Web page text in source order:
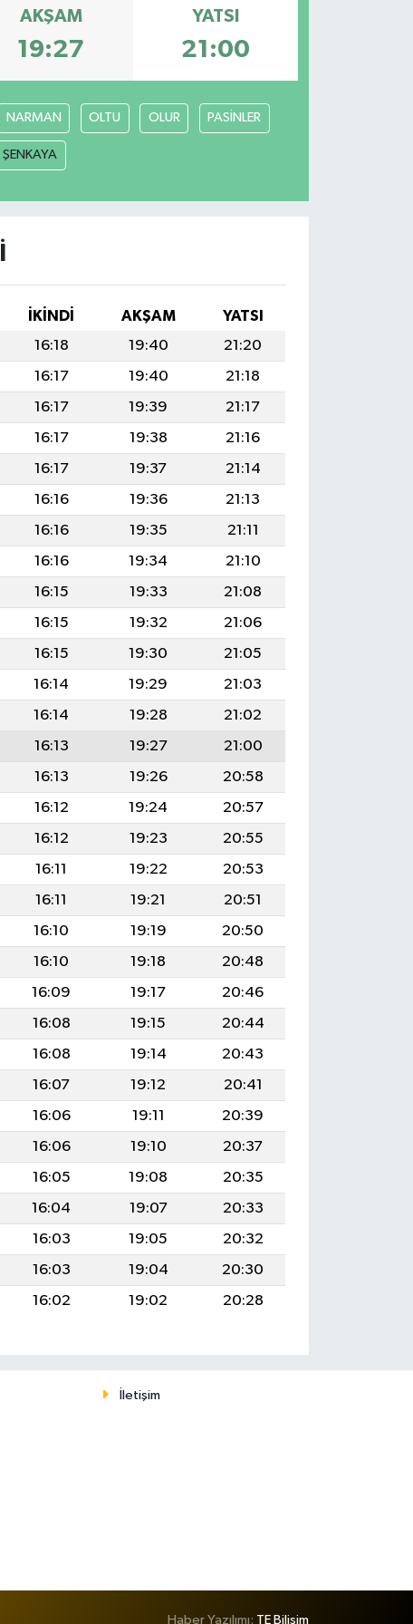
AKŞAM
19:27
YATSI
21:00
NARMAN OLTU OLUR PASİNLER
ŞENKAYA
İKINDI AKŞAM
YATSI
16:18 19:40
21:20
16:17 19:40
21:18
16:17 19:39
21:17
16:17 19:38
21:16
16:17 19:37
21:14
16:16 19:36
21:13
16:16 19:35
21:11
16:16 19:34
21:10
16:15 19:33
21:08
16:15 19:32
21:06
16:15 19:30
21:05
16:14 19:29
21:03
16:14 19:28
21:02
16:13 19:27
21:00
16:13 19:26
20:58
16:12 19:24
20:57
16:12 19:23
20:55
16:11 19:22
20:53
16:11 19:21
20:51
16:10 19:19
20:50
16:10 19:18
20:48
16:09 19:17
20:46
16:08 19:15
20:44
16:08 19:14
20:43
16:07 19:12
20:41
16:06 19:11
20:39
16:06 19:10
20:37
16:05 19:08
20:35
16:04 19:07
20:33
16:03 19:05
20:32
16:03 19:04
20:30
16:02 19:02 20:28
İletişim
Haber Yazılımı: TE Bilişim